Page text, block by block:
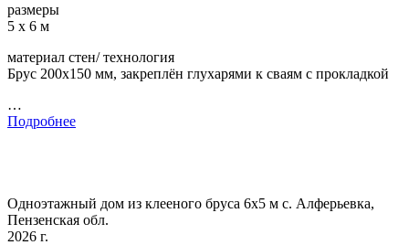
размеры
5 х 6 м
материал стен/ технология
Брус 200х150 мм, закреплён глухарями к сваям с прокладкой
…
Подробнее
Одноэтажный дом из клееного бруса 6х5 м с. Алферьевка,
Пензенская обл.
2026 г.